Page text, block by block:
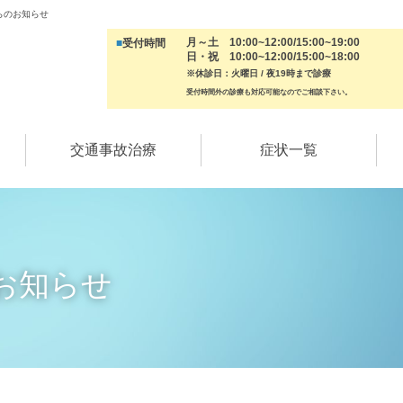
のお知らせ
■受付時間
月～土 10:00~12:00/15:00~19:00
日・祝 10:00~12:00/15:00~18:00
※休診日：火曜日 / 夜19時まで診療
受付時間外の診療も対応可能なのでご相談下さい。
交通事故治療 症状一覧
知らせ